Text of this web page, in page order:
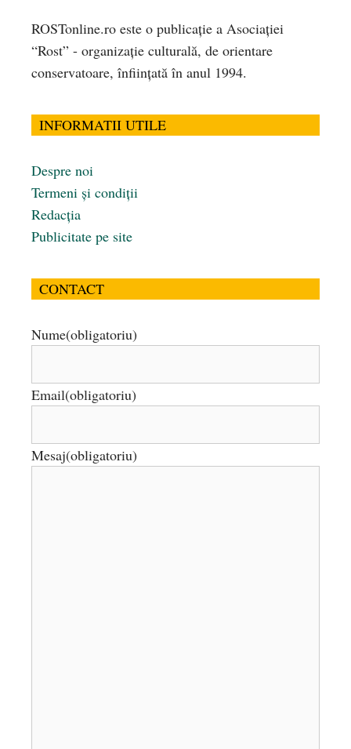
ROSTonline.ro este o publicaţie a Asociaţiei
“Rost” - organizaţie culturală, de orientare
conservatoare, înfiinţată în anul 1994.
INFORMATII UTILE
Despre noi
Termeni și condiții
Redacția
Publicitate pe site
CONTACT
Nume(obligatoriu)
Email(obligatoriu)
Mesaj(obligatoriu)